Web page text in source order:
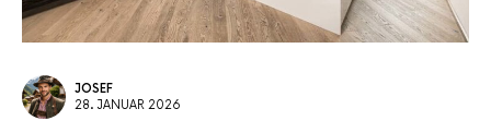
JOSEF
28. JANUAR 2026